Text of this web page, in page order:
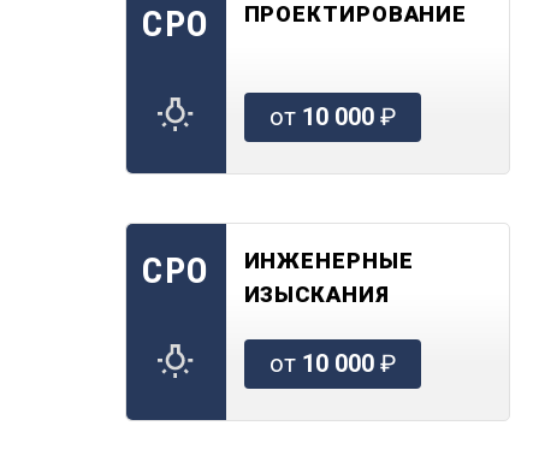
СРО ПРОЕКТИРОВАНИЕ
от 10 000₽
СРО
ИНЖЕНЕРНЫЕ
ИЗЫСКАНИЯ
от 10 000₽